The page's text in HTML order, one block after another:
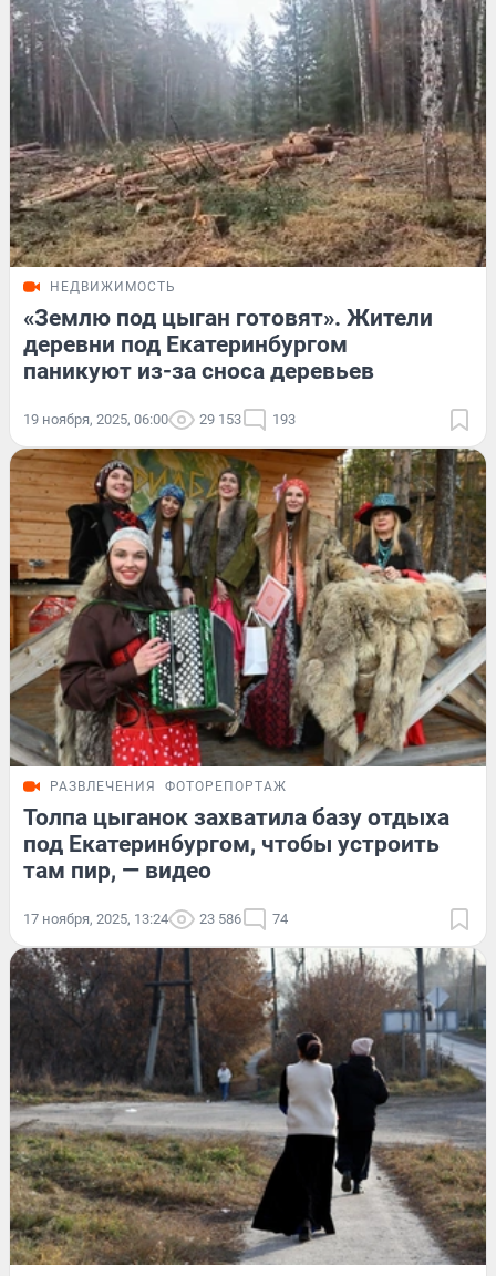
НЕДВИЖИМОСТЬ
«Землю под цыган готовят». Жители
деревни под Екатеринбургом
паникуют из-за сноса деревьев
19 ноября, 2025, 06:00 29 153 193
РАЗВЛЕЧЕНИЯ ФОТОРЕПОРТАЖ
Толпа цыганок захватила базу отдыха
под Екатеринбургом, чтобы устроить
там пир, — видео
17 ноября, 2025, 13:24 23 586 74